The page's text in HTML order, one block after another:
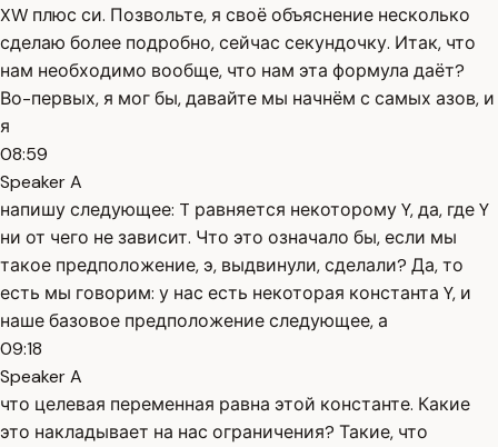
XW плюс си. Позвольте, я своё объяснение несколько
сделаю более подробно, сейчас секундочку. Итак, что
нам необходимо вообще, что нам эта формула даёт?
Во-первых, я мог бы, давайте мы начнём с самых азов, и
я
08:59
Speaker A
напишу следующее: T равняется некоторому Y, да, где Y
ни от чего не зависит. Что это означало бы, если мы
такое предположение, э, выдвинули, сделали? Да, то
есть мы говорим: у нас есть некоторая константа Y, и
наше базовое предположение следующее, а
09:18
Speaker A
что целевая переменная равна этой константе. Какие
это накладывает на нас ограничения? Такие, что